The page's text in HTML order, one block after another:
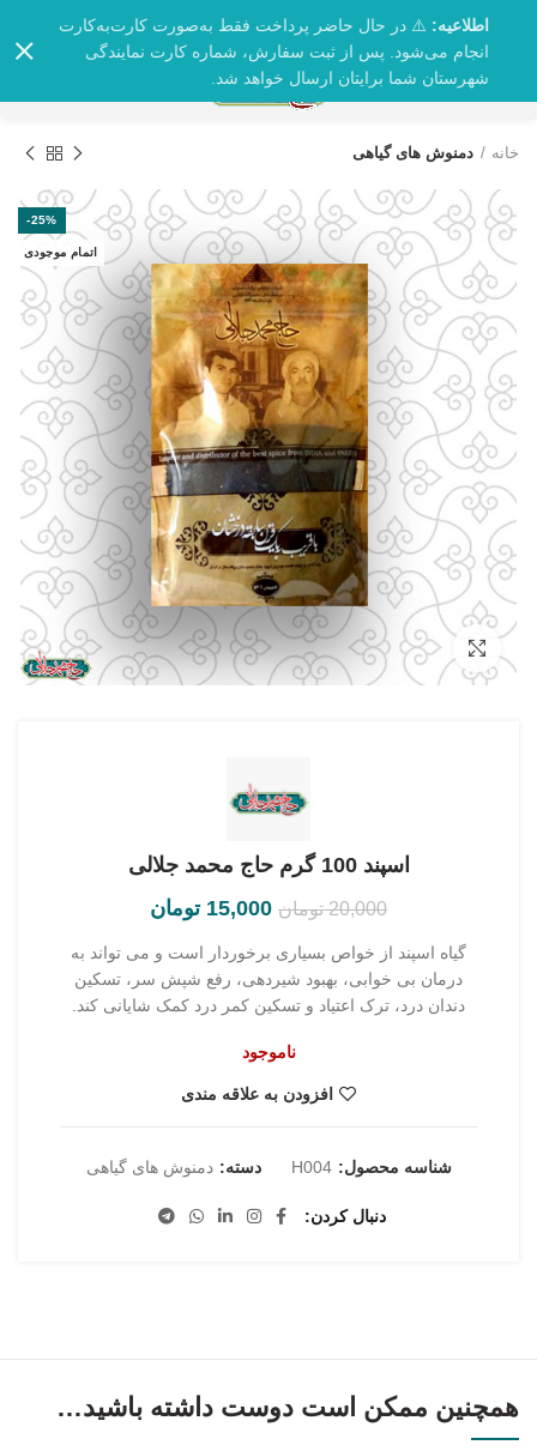
خانه دمنوش های گیاهی
-25%
اتمام موجودی
بزرگنمایی تصویر
اسپند 100 گرم حاج محمد جلالی
20,000 تومان 15,000 تومان
گیاه اسپند از خواص بسیاری برخوردار است و می تواند به
درمان بی خوابی، بهبود شیردهی، رفع شپش سر، تسکین
دندان درد، ترک اعتیاد و تسکین کمر درد کمک شایانی کند.
ناموجود
افزودن به علاقه مندی
شناسه محصول: H004 دسته: دمنوش های گیاهی
دنبال کردن
همچنین ممکن است دوست داشته باشید…
اطلاعیه: ⚠️ در حال حاضر پرداخت فقط به‌صورت کارت‌به‌کارت
انجام می‌شود. پس از ثبت سفارش، شماره کارت نمایندگی
شهرستان شما برایتان ارسال خواهد شد.